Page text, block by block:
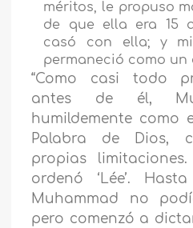
méritos, le propuso
de que ella era 15
casó con ella; y
permaneció como un
“Como casi todo
antes de él,
humildemente como
Palabra de Dios,
propias
ordenó ‘Lée’.
Muhammad no
pero comenzó a